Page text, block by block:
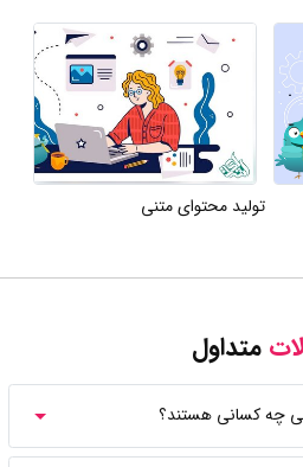
تولید محتوای متنی
متداول
چه کسانی هستند؟